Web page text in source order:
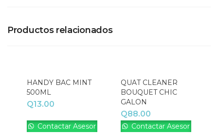
Productos relacionados
HANDY BAC MINT
500ML
Q13.00
Contactar Asesor
QUAT CLEANER
BOUQUET CHIC
GALON
Q88.00
Contactar Asesor